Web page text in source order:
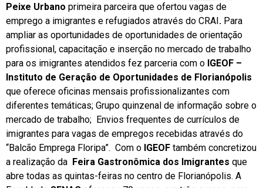
Peixe Urbano primeira parceira que ofertou vagas de
emprego a imigrantes e refugiados através do CRAI. Para
ampliar as oportunidades de oportunidades de orientação
profissional, capacitação e inserção no mercado de trabalho
para os imigrantes atendidos fez parceria com o IGEOF –
Instituto de Geração de Oportunidades de Florianópolis
que oferece oficinas mensais profissionalizantes com
diferentes temáticas; Grupo quinzenal de informação sobre o
mercado de trabalho; Envios frequentes de currículos de
imigrantes para vagas de empregos recebidas através do
“Balcão Emprega Floripa”. Com o IGEOF também concretizou
a realização da Feira Gastronômica dos Imigrantes que
abre todas as quintas-feiras no centro de Florianópolis. A